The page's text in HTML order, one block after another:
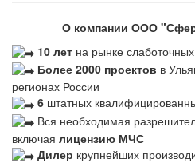
О компании ООО
10 лет на рынке
Более 2000 проектов в
регионах России
6 штатных
Вся необходимая
включая лицензию МЧС
Дилер крупнейших